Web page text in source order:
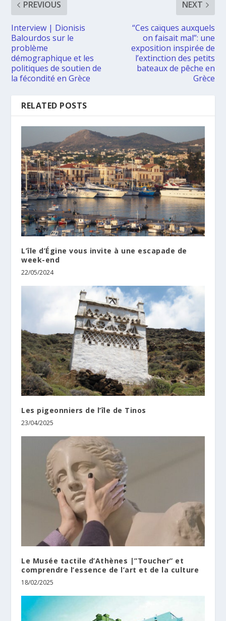
PREVIOUS
Interview | Dionisis
Balourdos sur le
problème
démographique et les
politiques de soutien de
la fécondité en Grèce
NEXT
“Ces caïques auxquels
on faisait mal”: une
exposition inspirée de
l’extinction des petits
bateaux de pêche en
Grèce
RELATED POSTS
L’île d’Égine vous invite à une escapade de
week-end
22/05/2024
Les pigeonniers de l’île de Tinos
23/04/2025
Le Musée tactile d’Athènes |”Toucher” et
comprendre l’essence de l’art et de la culture
18/02/2025